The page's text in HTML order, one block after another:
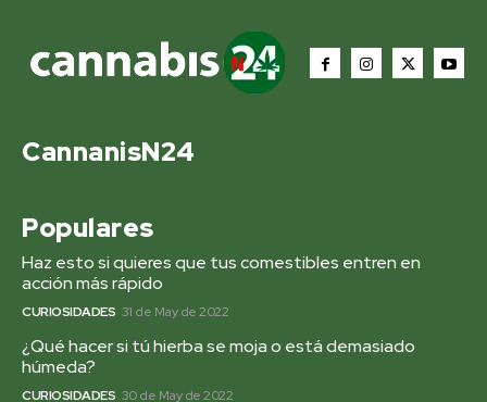
CannanisN24
Populares
Haz esto si quieres que tus comestibles entren en
acción más rápido
CURIOSIDADES 31 de May de 2022
¿Qué hacer si tú hierba se moja o está demasiado
húmeda?
CURIOSIDADES 30 de May de 2022